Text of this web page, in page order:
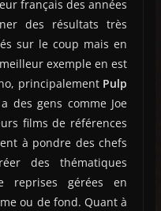
français des années
des résultats très
sur le coup mais en
exemple en est
principalement Pulp
des gens comme Joe
films de références
à pondre des chefs
des thématiques
reprises gérées en
ou de fond. Quant à